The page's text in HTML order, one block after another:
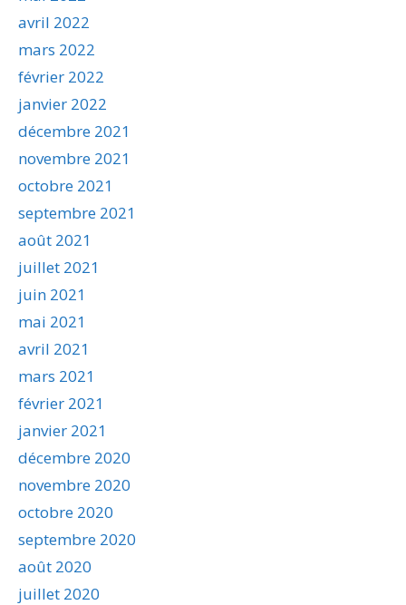
avril 2022
mars 2022
février 2022
janvier 2022
décembre 2021
novembre 2021
octobre 2021
septembre 2021
août 2021
juillet 2021
juin 2021
mai 2021
avril 2021
mars 2021
février 2021
janvier 2021
décembre 2020
novembre 2020
octobre 2020
septembre 2020
août 2020
juillet 2020